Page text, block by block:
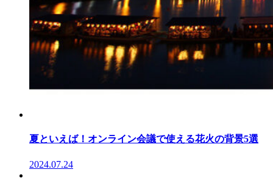
夏といえば！オンライン会議で使える花火の背景5選
2024.07.24